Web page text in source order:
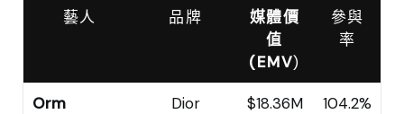
藝人 品牌
媒體價
值
(EMV)
參與
率
Orm
Dior $18.36M 104.2%